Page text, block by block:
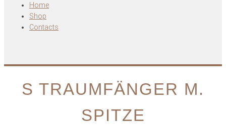
Home
Shop
Contacts
S TRAUMFÄNGER M.
SPITZE